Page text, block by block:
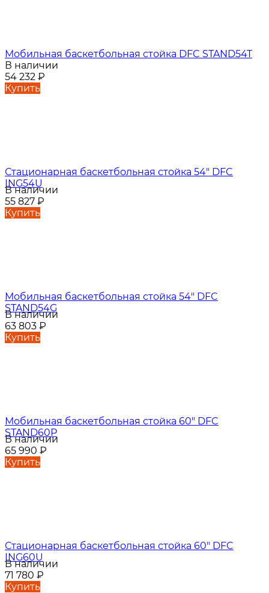
Мобильная баскетбольная стойка DFC STAND54T
В наличии
54 232 ₽
Купить
Стационарная баскетбольная стойка 54" DFC
ING54U
В наличии
55 827 ₽
Купить
Мобильная баскетбольная стойка 54" DFC
STAND54G
В наличии
63 803 ₽
Купить
Мобильная баскетбольная стойка 60" DFC
STAND60P
В наличии
65 990 ₽
Купить
Стационарная баскетбольная стойка 60" DFC
ING60U
В наличии
71 780 ₽
Купить